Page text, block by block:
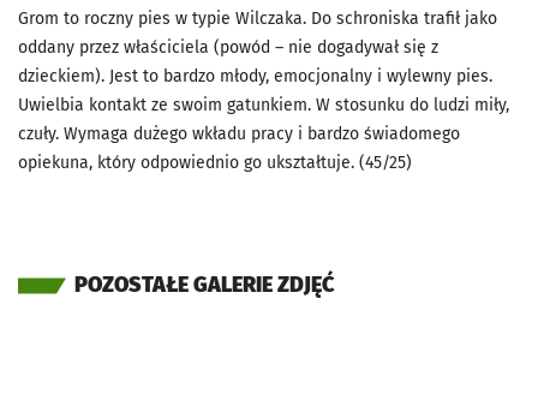
Grom to roczny pies w typie Wilczaka. Do schroniska trafił jako
oddany przez właściciela (powód – nie dogadywał się z
dzieckiem). Jest to bardzo młody, emocjonalny i wylewny pies.
Uwielbia kontakt ze swoim gatunkiem. W stosunku do ludzi miły,
czuły. Wymaga dużego wkładu pracy i bardzo świadomego
opiekuna, który odpowiednio go ukształtuje. (45/25)
POZOSTAŁE GALERIE ZDJĘĆ